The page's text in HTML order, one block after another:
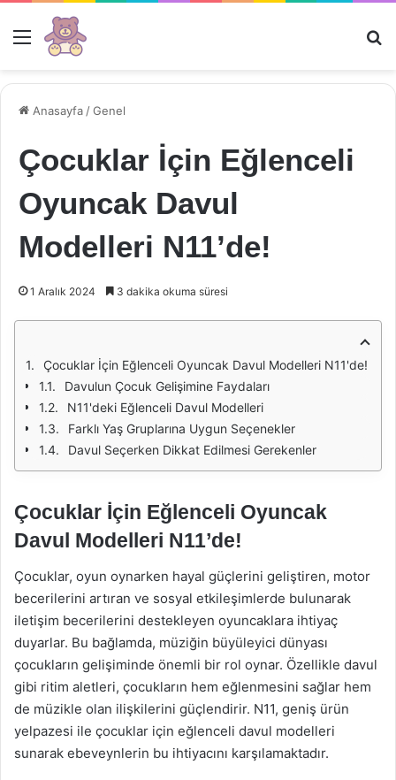
Menü
Anasayfa /Genel
Çocuklar İçin Eğlenceli
Oyuncak Davul
Modelleri N11’de!
1 Aralık 2024 3 dakika okuma süresi
Çocuklar İçin Eğlenceli Oyuncak Davul Modelleri N11'de!
Davulun Çocuk Gelişimine Faydaları
N11'deki Eğlenceli Davul Modelleri
Farklı Yaş Gruplarına Uygun Seçenekler
Davul Seçerken Dikkat Edilmesi Gerekenler
Çocuklar İçin Eğlenceli Oyuncak
Davul Modelleri N11’de!
Çocuklar, oyun oynarken hayal güçlerini geliştiren, motor
becerilerini artıran ve sosyal etkileşimlerde bulunarak
iletişim becerilerini destekleyen oyuncaklara ihtiyaç
duyarlar. Bu bağlamda, müziğin büyüleyici dünyası
çocukların gelişiminde önemli bir rol oynar. Özellikle davul
gibi ritim aletleri, çocukların hem eğlenmesini sağlar hem
de müzikle olan ilişkilerini güçlendirir. N11, geniş ürün
yelpazesi ile çocuklar için eğlenceli davul modelleri
sunarak ebeveynlerin bu ihtiyacını karşılamaktadır.